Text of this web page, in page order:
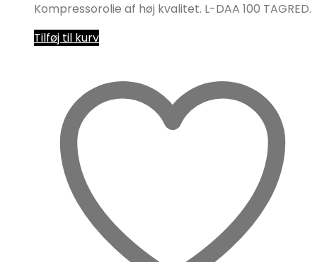
Kompressorolie af høj kvalitet. L-DAA 100 TAGRED.
Tilføj til kurv